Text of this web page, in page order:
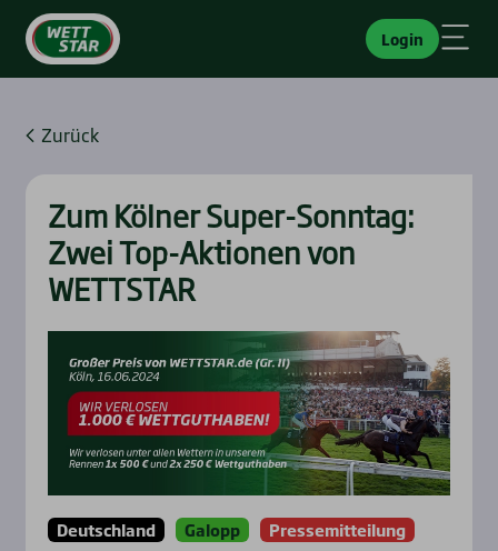
Login
Zurück
Zum Köl­ner Super-Sonn­tag:
Zwei Top-Aktio­nen von
WETTSTAR
Deutschland Galopp Pressemitteilung